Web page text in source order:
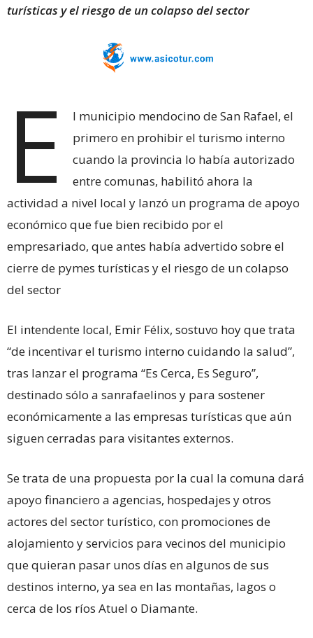
turísticas y el riesgo de un colapso del sector
E
l municipio mendocino de San Rafael, el
primero en prohibir el turismo interno
cuando la provincia lo había autorizado
entre comunas, habilitó ahora la
actividad a nivel local y lanzó un programa de apoyo
económico que fue bien recibido por el
empresariado, que antes había advertido sobre el
cierre de pymes turísticas y el riesgo de un colapso
del sector
El intendente local, Emir Félix, sostuvo hoy que trata
“de incentivar el turismo interno cuidando la salud”,
tras lanzar el programa “Es Cerca, Es Seguro”,
destinado sólo a sanrafaelinos y para sostener
económicamente a las empresas turísticas que aún
siguen cerradas para visitantes externos.
Se trata de una propuesta por la cual la comuna dará
apoyo financiero a agencias, hospedajes y otros
actores del sector turístico, con promociones de
alojamiento y servicios para vecinos del municipio
que quieran pasar unos días en algunos de sus
destinos interno, ya sea en las montañas, lagos o
cerca de los ríos Atuel o Diamante.